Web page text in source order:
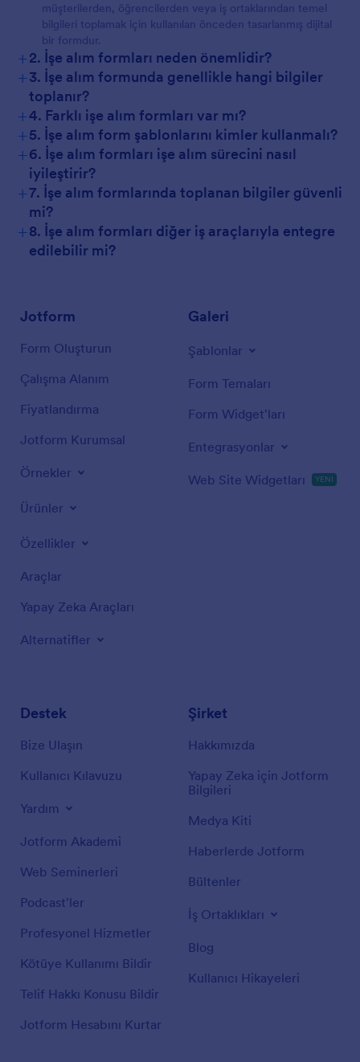
müşterilerden, öğrencilerden veya iş ortaklarından temel
bilgileri toplamak için kullanılan önceden tasarlanmış dijital
bir formdur.
+2. İşe alım formları neden önemlidir?
+3. İşe alım formunda genellikle hangi bilgiler
toplanır?
+4. Farklı işe alım formları var mı?
+5. İşe alım form şablonlarını kimler kullanmalı?
+6. İşe alım formları işe alım sürecini nasıl
iyileştirir?
+7. İşe alım formlarında toplanan bilgiler güvenli
mi?
+8. İşe alım formları diğer iş araçlarıyla entegre
edilebilir mi?
Jotform
Form Oluşturun
Çalışma Alanım
Fiyatlandırma
Jotform Kurumsal
Örnekler
Ürünler
Özellikler
Araçlar
Yapay Zeka Araçları
Alternatifler
Galeri
Şablonlar
Form Temaları
Form Widget'ları
Entegrasyonlar
Web Site Widgetları YENİ
Destek
Bize Ulaşın
Kullanıcı Kılavuzu
Yardım
Jotform Akademi
Web Seminerleri
Podcast'ler
Profesyonel Hizmetler
Kötüye Kullanımı Bildir
Telif Hakkı Konusu Bildir
Jotform Hesabını Kurtar
Şirket
Hakkımızda
Yapay Zeka için Jotform
Bilgileri
Medya Kiti
Haberlerde Jotform
Bültenler
İş Ortaklıkları
Blog
Kullanıcı Hikayeleri